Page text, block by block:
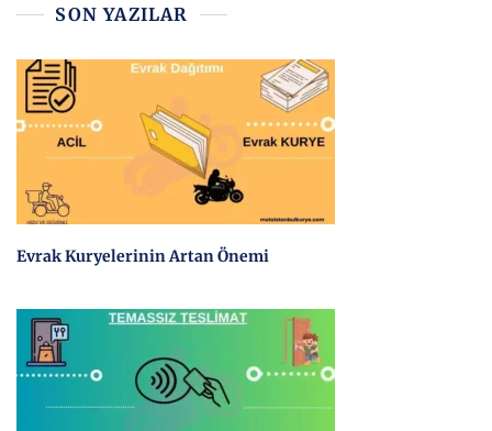
SON YAZILAR
Evrak Kuryelerinin Artan Önemi